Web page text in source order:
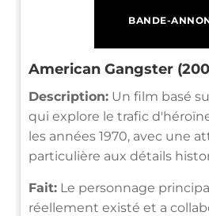
BANDE-
American Gangster
Description: Un film basé
qui explore le trafic
les années 1970, avec une
particulière aux détails
Fait: Le personnage
réellement existé et a